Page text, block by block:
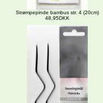
Strømpepinde bambus str. 4 (20cm)
48,95DKK